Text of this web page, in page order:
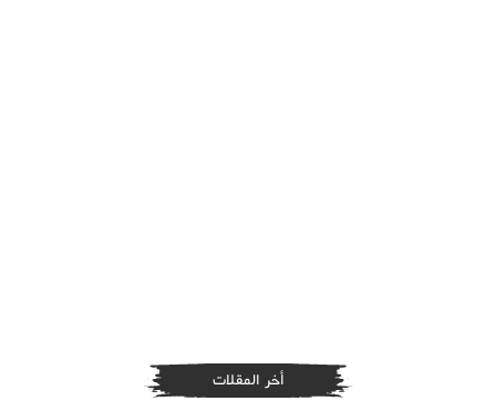
أخر المقلات